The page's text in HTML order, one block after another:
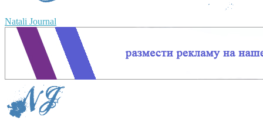
Natali Journal